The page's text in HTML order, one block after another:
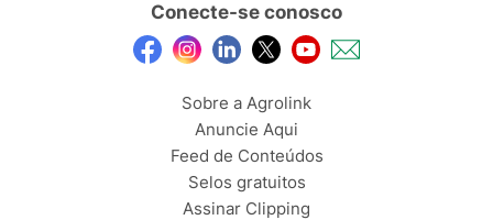
Conecte-se conosco
Sobre a Agrolink
Anuncie Aqui
Feed de Conteúdos
Selos gratuitos
Assinar Clipping